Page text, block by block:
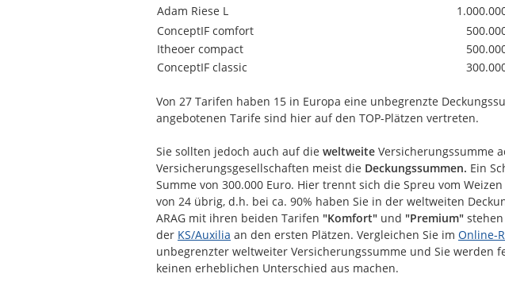
Adam Riese L
ConceptIF comfort
Itheoer compact
ConceptIF classic
Von 27 Tarifen haben 15 in Europa eine unbegrenzte
angebotenen Tarife sind hier auf den TOP-Plätzen vertreten.
Sie sollten jedoch auch auf die weltweite Versicherungssumme
Versicherungsgesellschaften meist die Deckungssummen. Ein
Summe von 300.000 Euro. Hier trennt sich die Spreu vom
von 24 übrig, d.h. bei ca. 90% haben Sie in der weltweiten
ARAG mit ihren beiden Tarifen "Komfort" und "Premium"
der KS/Auxilia an den ersten Plätzen. Vergleichen Sie im Online-
unbegrenzter weltweiter Versicherungssumme und Sie werden
keinen erheblichen Unterschied aus machen.